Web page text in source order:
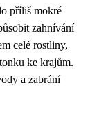
příliš mokré
zahnívání
celé rostliny,
ke krajům.
a zabrání